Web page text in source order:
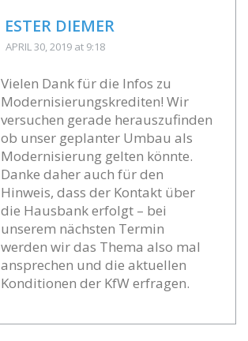
ESTER DIEMER
APRIL 30, 2019 at 9:18
Vielen Dank für die Infos zu
Modernisierungskrediten! Wir
versuchen gerade herauszufinden
ob unser geplanter Umbau als
Modernisierung gelten könnte.
Danke daher auch für den
Hinweis, dass der Kontakt über
die Hausbank erfolgt – bei
unserem nächsten Termin
werden wir das Thema also mal
ansprechen und die aktuellen
Konditionen der KfW erfragen.